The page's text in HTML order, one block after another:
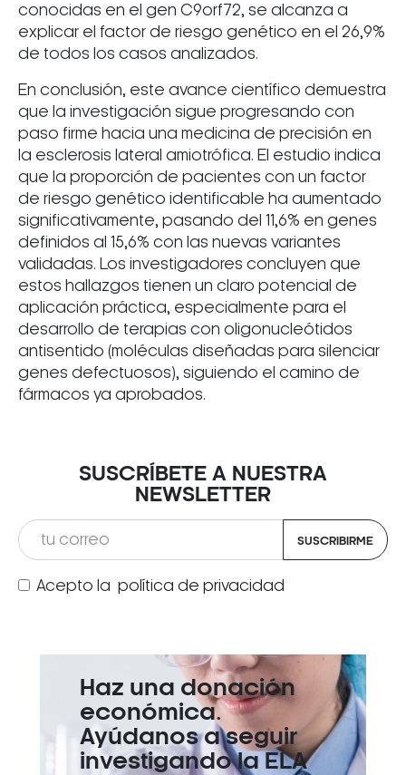
conocidas en el gen C9orf72, se alcanza a
explicar el factor de riesgo genético en el 26,9%
de todos los casos analizados.
En conclusión, este avance científico demuestra
que la investigación sigue progresando con
paso firme hacia una medicina de precisión en
la esclerosis lateral amiotrófica. El estudio indica
que la proporción de pacientes con un factor
de riesgo genético identificable ha aumentado
significativamente, pasando del 11,6% en genes
definidos al 15,6% con las nuevas variantes
validadas. Los investigadores concluyen que
estos hallazgos tienen un claro potencial de
aplicación práctica, especialmente para el
desarrollo de terapias con oligonucleótidos
antisentido (moléculas diseñadas para silenciar
genes defectuosos), siguiendo el camino de
fármacos ya aprobados.
SUSCRÍBETE A NUESTRA
NEWSLETTER
SUSCRIBIRME
Acepto la política de privacidad
Haz una donación
económica.
Ayúdanos a seguir
investigando la ELA